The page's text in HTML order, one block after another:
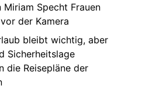
Miriam Specht Frauen
der Kamera
bleibt wichtig, aber
Sicherheitslage
die Reisepläne der